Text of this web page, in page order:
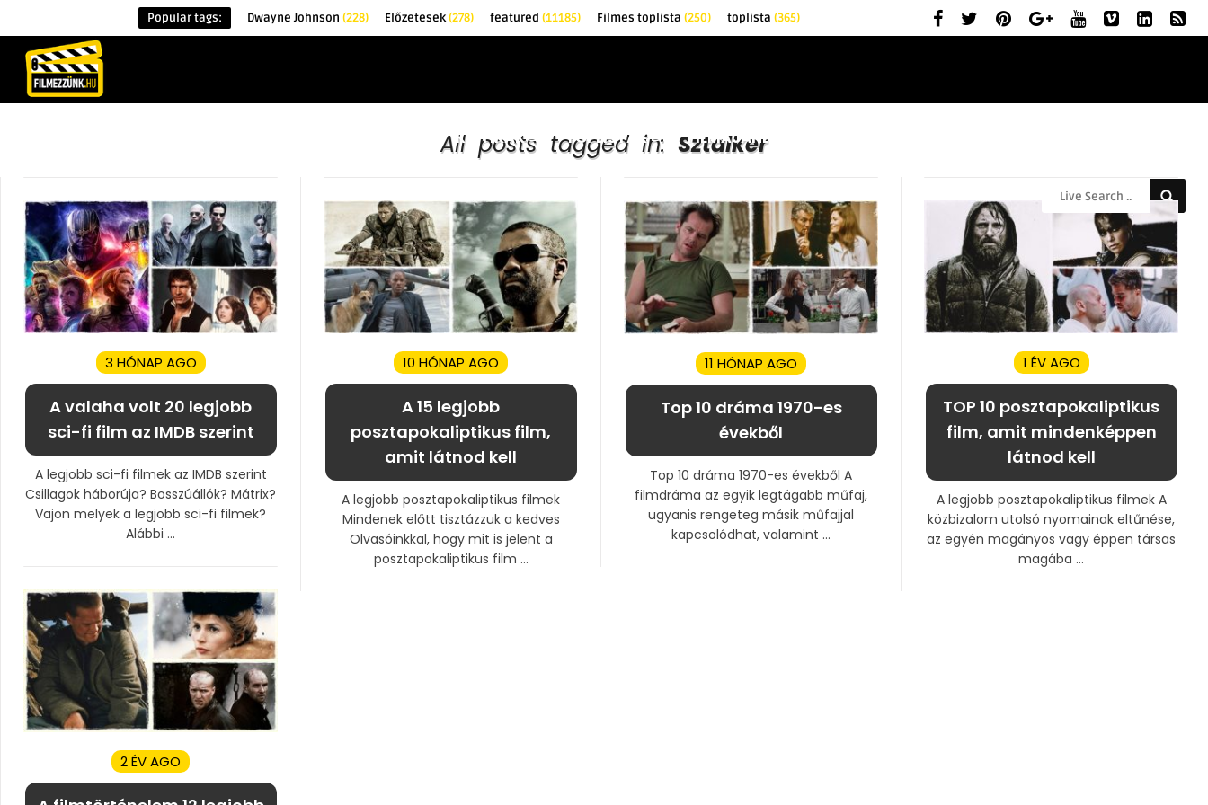
Popular tags: Dwayne Johnson (228) Előzetesek(278) featured (11185) Filmes toplista (250) toplista (365)
KRITIKÁK TOPLISTÁK FILMAJÁNLÓ
All posts tagged in: Sztalker
3 HÓNAP AGO
A valaha volt 20 legjobb
sci-fi film az IMDB szerint
A legjobb sci-fi filmek az IMDB szerint
Csillagok háborúja? Bosszúállók? Mátrix?
Vajon melyek a legjobb sci-fi filmek?
Alábbi ...
10 HÓNAP AGO
A 15 legjobb
posztapokaliptikus film,
amit látnod kell
A legjobb posztapokaliptikus filmek
Mindenek előtt tisztázzuk a kedves
Olvasóinkkal, hogy mit is jelent a
posztapokaliptikus film ...
11 HÓNAP AGO
Top 10 dráma 1970-es
évekből
Top 10 dráma 1970-es évekből A
filmdráma az egyik legtágabb műfaj,
ugyanis rengeteg másik műfajjal
kapcsolódhat, valamint ...
1 ÉV AGO
TOP 10 posztapokaliptikus
film, amit mindenképpen
látnod kell
A legjobb posztapokaliptikus filmek A
közbizalom utolsó nyomainak eltűnése,
az egyén magányos vagy éppen társas
magába ...
2 ÉV AGO